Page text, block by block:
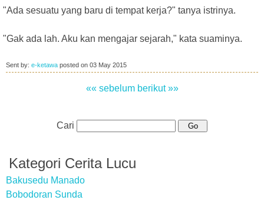
"Ada sesuatu yang baru di tempat kerja?" tanya istrinya.
"Gak ada lah. Aku kan mengajar sejarah," kata suaminya.
Sent by: e-ketawa posted on 03 May 2015
«« sebelum berikut »»
Cari
Kategori Cerita Lucu
Bakusedu Manado
Bobodoran Sunda